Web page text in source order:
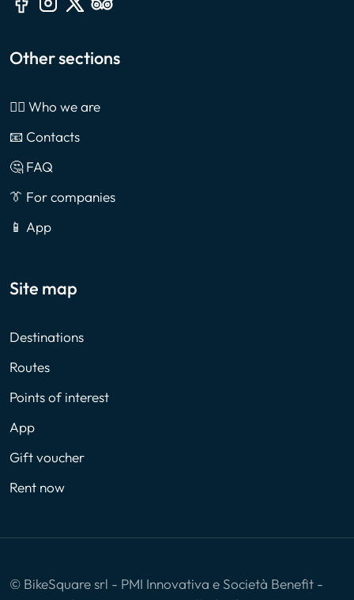
Other sections
🙎‍♂️ Who we are
📧 Contacts
🤔 FAQ
👔 For companies
📱 App
Site map
Destinations
Routes
Points of interest
App
Gift voucher
Rent now
© BikeSquare srl - PMI Innovativa e Società Benefit -